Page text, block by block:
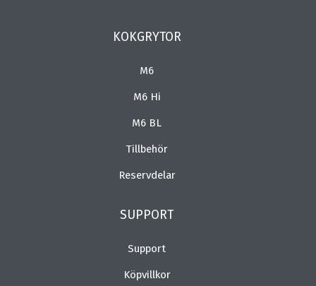
KOKGRYTOR
M6
M6 Hi
M6 BL
Tillbehör
Reservdelar
SUPPORT
Support
Köpvillkor